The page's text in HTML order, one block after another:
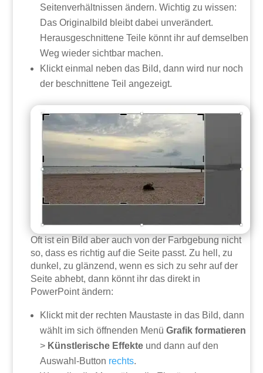
Seitenverhältnissen ändern. Wichtig zu wissen:
Das Originalbild bleibt dabei unverändert.
Herausgeschnittene Teile könnt ihr auf demselben
Weg wieder sichtbar machen.
Klickt einmal neben das Bild, dann wird nur noch
der beschnittene Teil angezeigt.
Oft ist ein Bild aber auch von der Farbgebung nicht
so, dass es richtig auf die Seite passt. Zu hell, zu
dunkel, zu glänzend, wenn es sich zu sehr auf der
Seite abhebt, dann könnt ihr das direkt in
PowerPoint ändern:
Klickt mit der rechten Maustaste in das Bild, dann
wählt im sich öffnenden MenüGrafik formatieren
> Künstlerische Effekte und dann auf den
Auswahl-Button rechts.